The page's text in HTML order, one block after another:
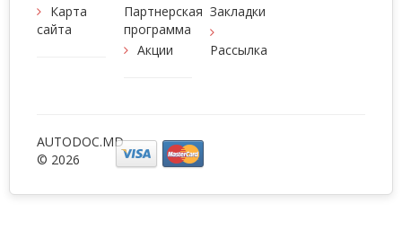
Карта
сайта
Партнерская
программа
Акции
Закладки
Рассылка
AUTODOC.MD
© 2026